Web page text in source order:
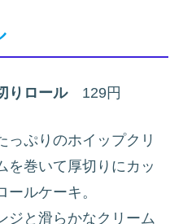
りロール129円
っぷりのホイップクリ
を巻いて厚切りにカッ
ールケーキ。
ジと滑らかなクリーム